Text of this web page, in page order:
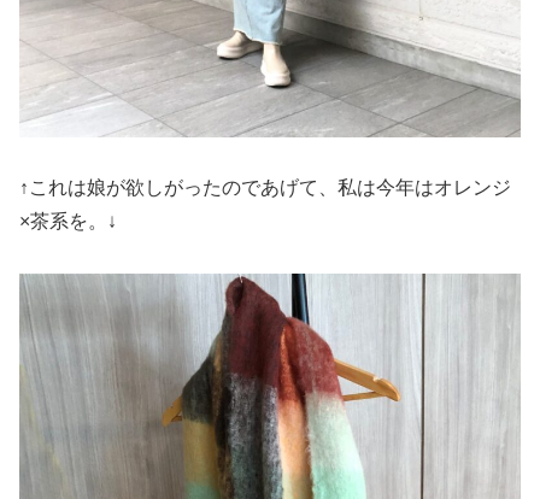
↑これは娘が欲しがったのであげて、私は今年はオレンジ
×茶系を。↓